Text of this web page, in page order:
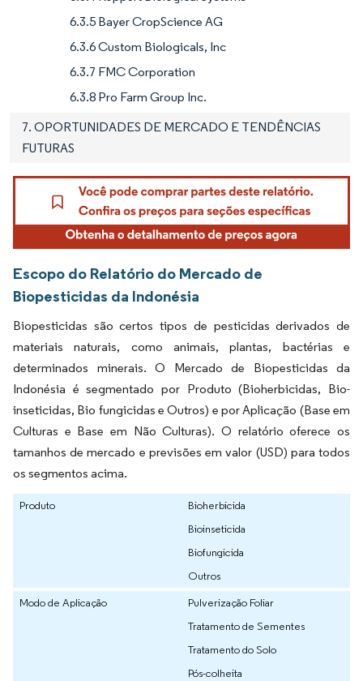
6.3.5 Bayer CropScience AG
6.3.6 Custom Biologicals, Inc
6.3.7 FMC Corporation
6.3.8 Pro Farm Group Inc.
7. OPORTUNIDADES DE MERCADO E TENDÊNCIAS
FUTURAS
Escopo do Relatório do Mercado de
Biopesticidas da Indonésia
Biopesticidas são certos tipos de pesticidas derivados de
materiais naturais, como animais, plantas, bactérias e
determinados minerais. O Mercado de Biopesticidas da
Indonésia é segmentado por Produto (Bioherbicidas, Bio-
inseticidas, Bio fungicidas e Outros) e por Aplicação (Base em
Culturas e Base em Não Culturas). O relatório oferece os
tamanhos de mercado e previsões em valor (USD) para todos
os segmentos acima.
Produto
Bioherbicida
Bioinseticida
Biofungicida
Outros
Modo de Aplicação
Pulverização Foliar
Tratamento de Sementes
Tratamento do Solo
Pós-colheita